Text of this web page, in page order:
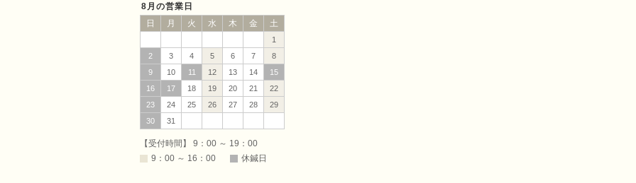
8月の営業日
日
月 火 水 木 金 土
1
2
3 4 5 6 7
8
9
10 11 12 13 14
15
16
17 18 19 20 21
22
23
24 25 26 27 28
29
30
31
【受付時間】 9：00 ～ 19：00
9：00 ～ 16：00
休鍼日